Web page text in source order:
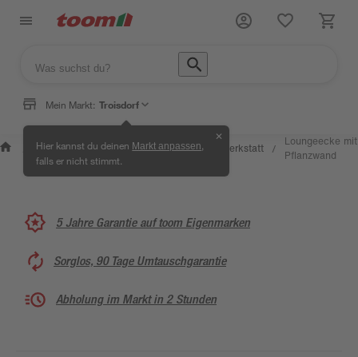
Mein Markt: Troisdorf
Hier kannst du deinen Markt anpassen
falls er nicht stimmt.
✕
Wissen &
Service
/
Selbermachen
& Ratgeber
/ Kreativwerkstatt /
Loungeecke mit
Pflanzwand
5 Jahre Garantie auf toom Eigenmarken
Sorglos, 90 Tage Umtauschgarantie
Abholung im Markt in 2 Stunden